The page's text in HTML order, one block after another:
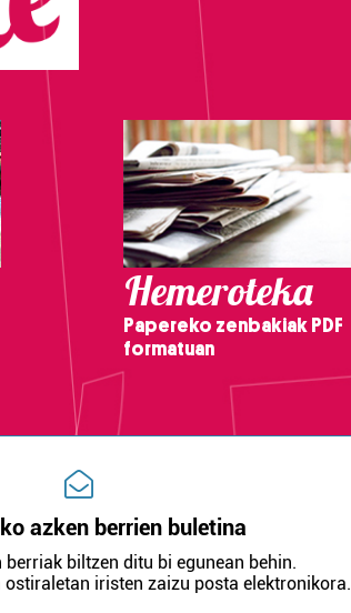
Hemeroteka
Papereko zenbakiak PDF
formatuan
azken berrien buletina
berriak biltzen ditu bi egunean behin.
ostiraletan iristen zaizu posta elektronikora.